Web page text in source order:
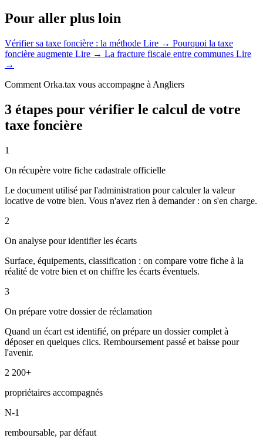
Pour aller plus loin
Vérifier sa taxe foncière : la méthode Lire → Pourquoi la taxe
foncière augmente Lire → La fracture fiscale entre communes Lire
→
Comment Orka.tax vous accompagne à Angliers
3 étapes pour vérifier le calcul de votre
taxe foncière
1
On récupère votre fiche cadastrale officielle
Le document utilisé par l'administration pour calculer la valeur
locative de votre bien. Vous n'avez rien à demander : on s'en charge.
2
On analyse pour identifier les écarts
Surface, équipements, classification : on compare votre fiche à la
réalité de votre bien et on chiffre les écarts éventuels.
3
On prépare votre dossier de réclamation
Quand un écart est identifié, on prépare un dossier complet à
déposer en quelques clics. Remboursement passé et baisse pour
l'avenir.
2 200+
propriétaires accompagnés
N-1
remboursable, par défaut